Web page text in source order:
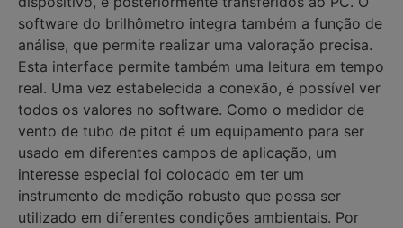
software do brilhômetro integra também a função de
análise, que permite realizar uma valoração precisa.
Esta interface permite também uma leitura em tempo
real. Uma vez estabelecida a conexão, é possível ver
todos os valores no software. Como o medidor de
vento de tubo de pitot é um equipamento para ser
usado em diferentes campos de aplicação, um
interesse especial foi colocado em ter um
instrumento de medição robusto que possa ser
utilizado em diferentes condições ambientais. Por